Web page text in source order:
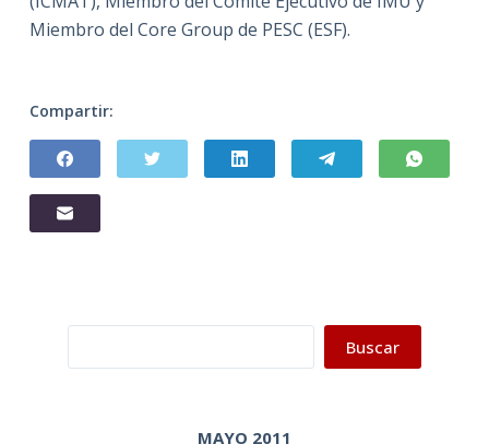
Miembro del Core Group de PESC (ESF).
Compartir:
Buscar
MAYO 2011